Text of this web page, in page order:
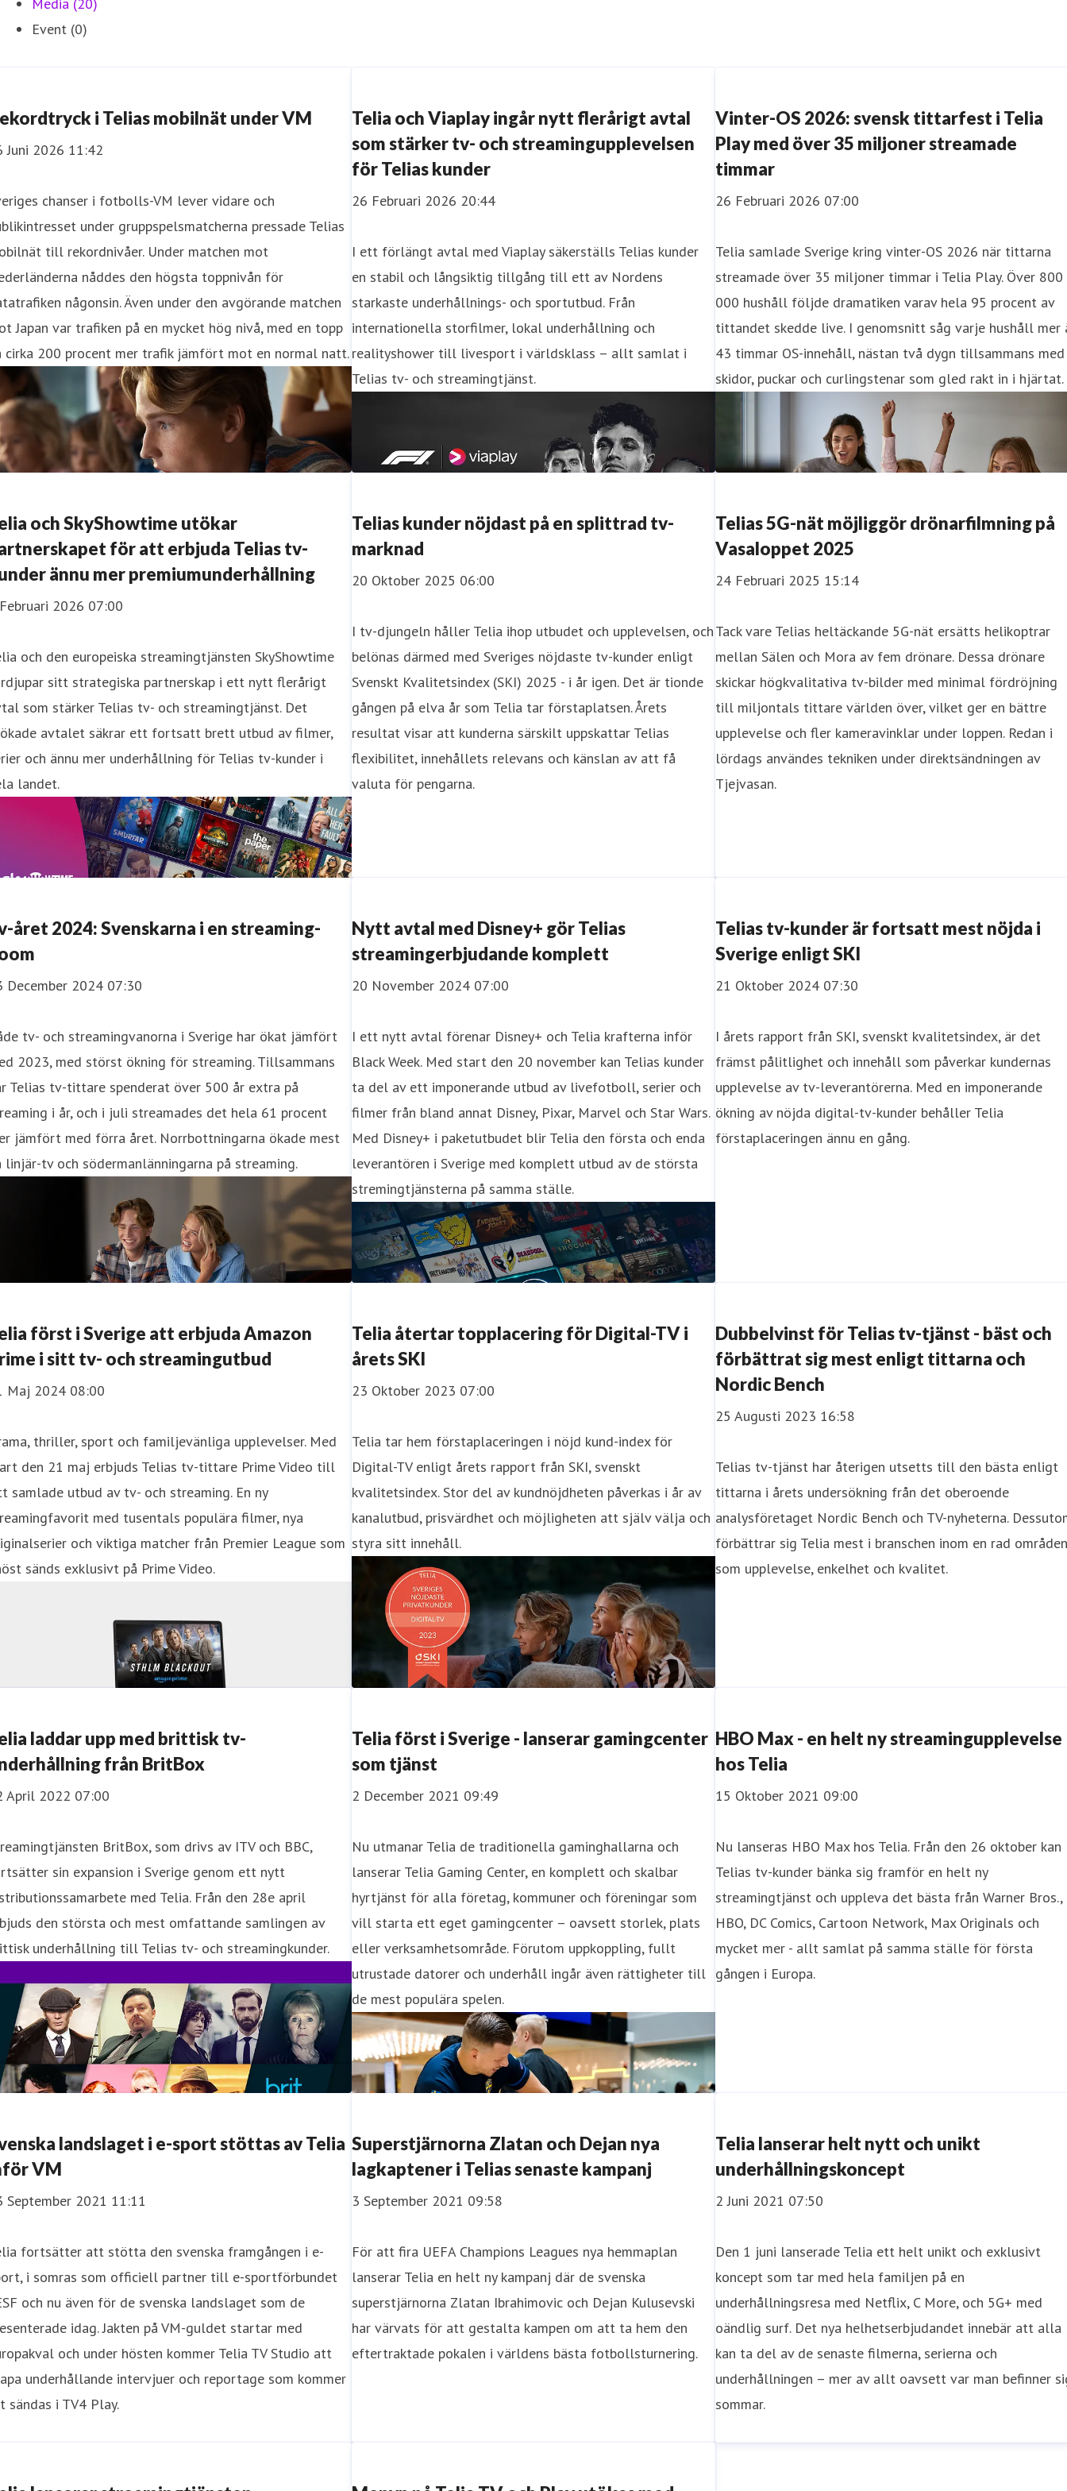
Event (0)
i Telias mobilnät under VM
Juni 2026 11:42
chanser i fotbolls-VM lever vidare och
under gruppspelsmatcherna pressade Telias
till rekordnivåer. Under matchen mot
nåddes den högsta toppnivån för
någonsin. Även under den avgörande matchen
Japan var trafiken på en mycket hög nivå, med en topp
cirka 200 procent mer trafik jämfört mot en normal natt.
Telia och Viaplay ingår nytt flerårigt avtal
som stärker tv- och streamingupplevelsen
för Telias kunder
26 Februari 2026 20:44
I ett förlängt avtal med Viaplay säkerställs Telias kunder
en stabil och långsiktig tillgång till ett av Nordens
starkaste underhållnings- och sportutbud. Från
internationella storfilmer, lokal underhållning och
realityshower till livesport i världsklass – allt samlat i
Telias tv- och streamingtjänst.
Vinter-OS 2026: svensk tittarfest i Telia
Play med över 35 miljoner streamade
timmar
26 Februari 2026 07:00
Telia samlade Sverige kring vinter-OS 2026 när tittarna
streamade över 35 miljoner timmar i Telia Play. Över 800
000 hushåll följde dramatiken varav hela 95 procent av
tittandet skedde live. I genomsnitt såg varje hushåll mer
43 timmar OS-innehåll, nästan två dygn tillsammans med
skidor, puckar och curlingstenar som gled rakt in i hjärtat.
och SkyShowtime utökar
för att erbjuda Telias tv-
ännu mer premiumunderhållning
2026 07:00
och den europeiska streamingtjänsten SkyShowtime
sitt strategiska partnerskap i ett nytt flerårigt
som stärker Telias tv- och streamingtjänst. Det
avtalet säkrar ett fortsatt brett utbud av filmer,
och ännu mer underhållning för Telias tv-kunder i
landet.
Telias kunder nöjdast på en splittrad tv-
marknad
20 Oktober 2025 06:00
I tv-djungeln håller Telia ihop utbudet och upplevelsen, och
belönas därmed med Sveriges nöjdaste tv-kunder enligt
Svenskt Kvalitetsindex (SKI) 2025 - i år igen. Det är tionde
gången på elva år som Telia tar förstaplatsen. Årets
resultat visar att kunderna särskilt uppskattar Telias
flexibilitet, innehållets relevans och känslan av att få
valuta för pengarna.
Telias 5G-nät möjliggör drönarfilmning på
Vasaloppet 2025
24 Februari 2025 15:14
Tack vare Telias heltäckande 5G-nät ersätts helikoptrar
mellan Sälen och Mora av fem drönare. Dessa drönare
skickar högkvalitativa tv-bilder med minimal fördröjning
till miljontals tittare världen över, vilket ger en bättre
upplevelse och fler kameravinklar under loppen. Redan i
lördags användes tekniken under direktsändningen av
Tjejvasan.
året 2024: Svenskarna i en streaming-
December 2024 07:30
tv- och streamingvanorna i Sverige har ökat jämfört
2023, med störst ökning för streaming. Tillsammans
Telias tv-tittare spenderat över 500 år extra på
i år, och i juli streamades det hela 61 procent
jämfört med förra året. Norrbottningarna ökade mest
linjär-tv och södermanlänningarna på streaming.
Nytt avtal med Disney+ gör Telias
streamingerbjudande komplett
20 November 2024 07:00
I ett nytt avtal förenar Disney+ och Telia krafterna inför
Black Week. Med start den 20 november kan Telias kunder
ta del av ett imponerande utbud av livefotboll, serier och
filmer från bland annat Disney, Pixar, Marvel och Star Wars.
Med Disney+ i paketutbudet blir Telia den första och enda
leverantören i Sverige med komplett utbud av de största
stremingtjänsterna på samma ställe.
Telias tv-kunder är fortsatt mest nöjda i
Sverige enligt SKI
21 Oktober 2024 07:30
I årets rapport från SKI, svenskt kvalitetsindex, är det
främst pålitlighet och innehåll som påverkar kundernas
upplevelse av tv-leverantörerna. Med en imponerande
ökning av nöjda digital-tv-kunder behåller Telia
förstaplaceringen ännu en gång.
först i Sverige att erbjuda Amazon
i sitt tv- och streamingutbud
Maj 2024 08:00
thriller, sport och familjevänliga upplevelser. Med
den 21 maj erbjuds Telias tv-tittare Prime Video till
samlade utbud av tv- och streaming. En ny
med tusentals populära filmer, nya
och viktiga matcher från Premier League som
sänds exklusivt på Prime Video.
Telia återtar topplacering för Digital-TV i
årets SKI
23 Oktober 2023 07:00
Telia tar hem förstaplaceringen i nöjd kund-index för
Digital-TV enligt årets rapport från SKI, svenskt
kvalitetsindex. Stor del av kundnöjdheten påverkas i år av
kanalutbud, prisvärdhet och möjligheten att själv välja och
styra sitt innehåll.
Dubbelvinst för Telias tv-tjänst - bäst och
förbättrat sig mest enligt tittarna och
Nordic Bench
25 Augusti 2023 16:58
Telias tv-tjänst har återigen utsetts till den bästa enligt
tittarna i årets undersökning från det oberoende
analysföretaget Nordic Bench och TV-nyheterna.
förbättrar sig Telia mest i branschen inom en rad
som upplevelse, enkelhet och kvalitet.
laddar upp med brittisk tv-
från BritBox
April 2022 07:00
BritBox, som drivs av ITV och BBC,
sin expansion i Sverige genom ett nytt
med Telia. Från den 28e april
den största och mest omfattande samlingen av
underhållning till Telias tv- och streamingkunder.
Telia först i Sverige - lanserar gamingcenter
som tjänst
2 December 2021 09:49
Nu utmanar Telia de traditionella gaminghallarna och
lanserar Telia Gaming Center, en komplett och skalbar
hyrtjänst för alla företag, kommuner och föreningar som
vill starta ett eget gamingcenter – oavsett storlek, plats
eller verksamhetsområde. Förutom uppkoppling, fullt
utrustade datorer och underhåll ingår även rättigheter till
de mest populära spelen.
HBO Max - en helt ny streamingupplevelse
hos Telia
15 Oktober 2021 09:00
Nu lanseras HBO Max hos Telia. Från den 26 oktober kan
Telias tv-kunder bänka sig framför en helt ny
streamingtjänst och uppleva det bästa från Warner Bros.,
HBO, DC Comics, Cartoon Network, Max Originals och
mycket mer - allt samlat på samma ställe för första
gången i Europa.
landslaget i e-sport stöttas av Telia
VM
September 2021 11:11
fortsätter att stötta den svenska framgången i e-
i somras som officiell partner till e-sportförbundet
och nu även för de svenska landslaget som de
idag. Jakten på VM-guldet startar med
och under hösten kommer Telia TV Studio att
underhållande intervjuer och reportage som kommer
sändas i TV4 Play.
Superstjärnorna Zlatan och Dejan nya
lagkaptener i Telias senaste kampanj
3 September 2021 09:58
För att fira UEFA Champions Leagues nya hemmaplan
lanserar Telia en helt ny kampanj där de svenska
superstjärnorna Zlatan Ibrahimovic och Dejan Kulusevski
har värvats för att gestalta kampen om att ta hem den
eftertraktade pokalen i världens bästa fotbollsturnering.
Telia lanserar helt nytt och unikt
underhållningskoncept
2 Juni 2021 07:50
Den 1 juni lanserade Telia ett helt unikt och exklusivt
koncept som tar med hela familjen på en
underhållningsresa med Netflix, C More, och 5G+ med
oändlig surf. Det nya helhetserbjudandet innebär att alla
kan ta del av de senaste filmerna, serierna och
underhållningen – mer av allt oavsett var man befinner
sommar.